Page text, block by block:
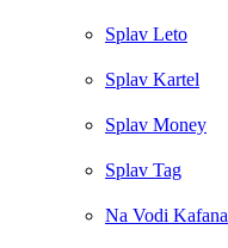
Splav Leto
Splav Kartel
Splav Money
Splav Tag
Na Vodi Kafana